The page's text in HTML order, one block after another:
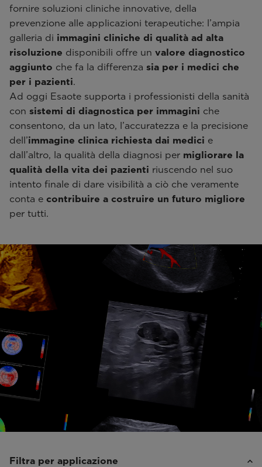
fornire soluzioni cliniche innovative, della
prevenzione alle applicazioni terapeutiche: l’ampia
galleria di immagini cliniche di qualità ad alta
risoluzione disponibili offre un valore diagnostico
aggiunto che fa la differenza sia per i medici che
per i pazienti.
Ad oggi Esaote supporta i professionisti della sanità
con sistemi di diagnostica per immagini che
consentono, da un lato, l’accuratezza e la precisione
dell’immagine clinica richiesta dai medici e
dall’altro, la qualità della diagnosi per migliorare la
qualità della vita dei pazienti riuscendo nel suo
intento finale di dare visibilità a ciò che veramente
conta e contribuire a costruire un futuro migliore
per tutti.
Filtra per applicazione